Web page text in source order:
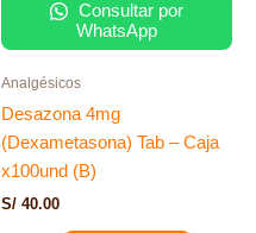
Consultar por
WhatsApp
Analgésicos
Desazona 4mg
(Dexametasona) Tab – Caja
x100und (B)
S/ 40.00